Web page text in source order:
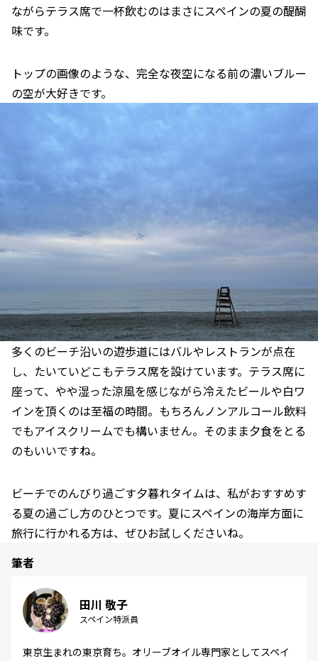
ながらテラス席で一杯飲むのはまさにスペインの夏の醍醐
味です。
トップの画像のような、完全な夜空になる前の濃いブルー
の空が大好きです。
多くのビーチ沿いの遊歩道にはバルやレストランが点在
し、たいていどこもテラス席を設けています。テラス席に
座って、やや湿った涼風を感じながら冷えたビールや白ワ
インを頂くのは至福の時間。もちろんノンアルコール飲料
でもアイスクリームでも構いません。そのまま夕食をとる
のもいいですね。
ビーチでのんびり過ごす夕暮れタイムは、私がおすすめす
る夏の過ごし方のひとつです。夏にスペインの海岸方面に
旅行に行かれる方は、ぜひお試しくださいね。
筆者
田川 敬子
スペイン特派員
東京生まれの東京育ち。オリーブオイル専門家としてスペイ